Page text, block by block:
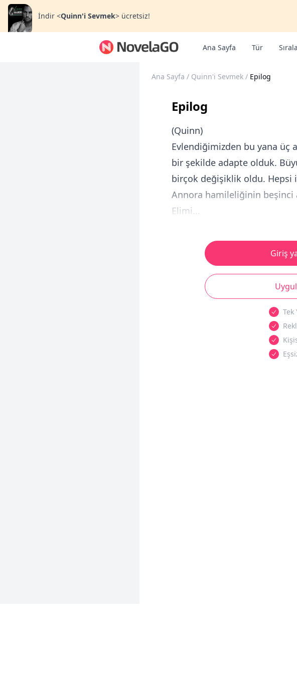
İndir <Quinn'i Sevmek> ücretsiz!
Ana Sayfa Tür
Ana Sayfa / Quinn'i Sevmek / Epilog
Epilog
(Quinn)
Evlendiğimizden bu yana üç
bir şekilde adapte olduk.
birçok değişiklik oldu. Hepsi
Annora hamileliğinin beşinci
Elimi...
Giriş
Tek